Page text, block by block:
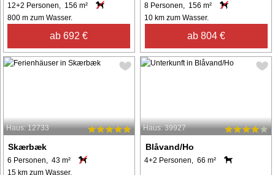
12+2 Personen, 156 m²
800 m zum Wasser.
ab 692 €
8 Personen, 156 m²
10 km zum Wasser.
ab 804 €
Haus: 12733
Skærbæk
6 Personen, 43 m²
15 km zum Wasser.
Haus: 39927
Blåvand/Ho
4+2 Personen, 66 m²